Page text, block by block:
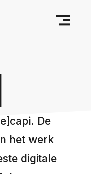
De
het werk
digitale